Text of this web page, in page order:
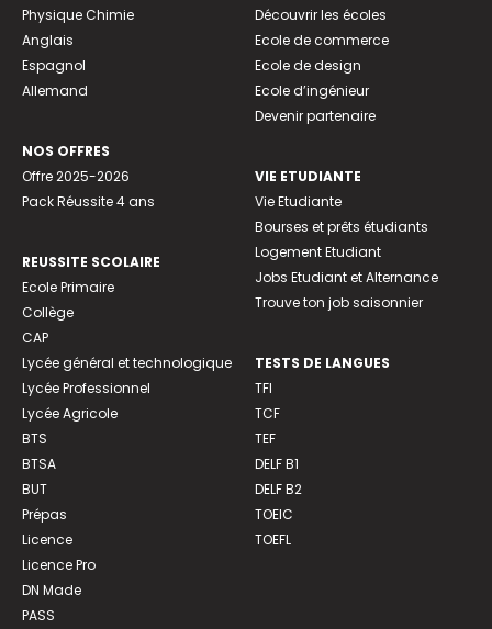
Physique Chimie
Anglais
Espagnol
Allemand
NOS OFFRES
Offre 2025-2026
Pack Réussite 4 ans
REUSSITE SCOLAIRE
Ecole Primaire
Collège
CAP
Lycée général et technologique
Lycée Professionnel
Lycée Agricole
BTS
BTSA
BUT
Prépas
Licence
Licence Pro
DN Made
PASS
Découvrir les écoles
Ecole de commerce
Ecole de design
Ecole d’ingénieur
Devenir partenaire
VIE ETUDIANTE
Vie Etudiante
Bourses et prêts étudiants
Logement Etudiant
Jobs Etudiant et Alternance
Trouve ton job saisonnier
TESTS DE LANGUES
TFI
TCF
TEF
DELF B1
DELF B2
TOEIC
TOEFL